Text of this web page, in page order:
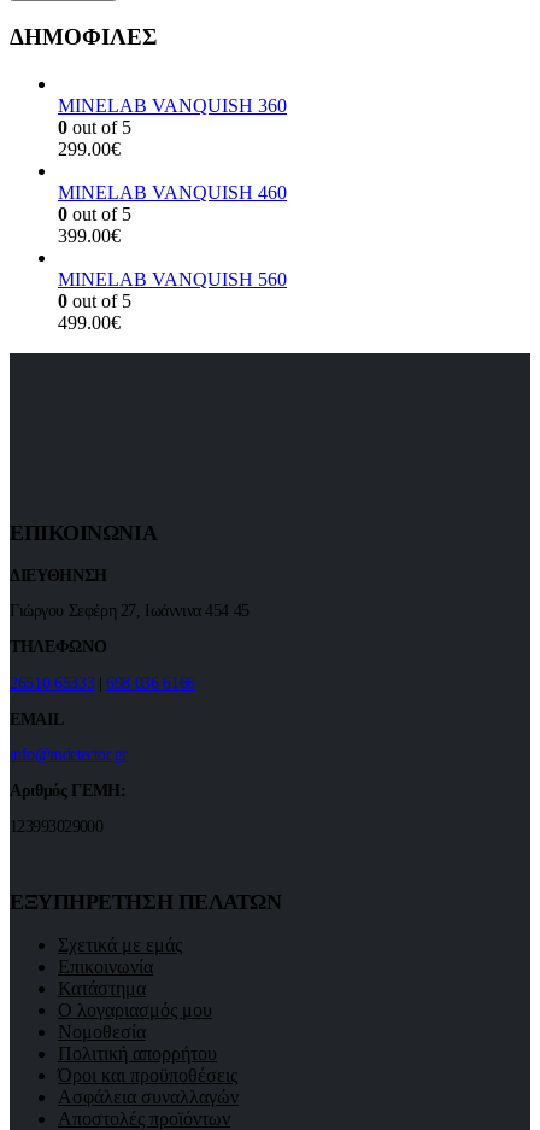
ΔΗΜΟΦΙΛΕΣ
MINELAB VANQUISH 360
0 out of 5
299.00€
MINELAB VANQUISH 460
0 out of 5
399.00€
MINELAB VANQUISH 560
0 out of 5
499.00€
ΕΠΙΚΟΙΝΩΝΙΑ
ΔΙΕΥΘΗΝΣΗ
Γιώργου Σεφέρη 27, Ιωάννινα 454 45
ΤΗΛΕΦΩΝΟ
26510 65333|698 036 6166
EMAIL
info@mdetector.gr
Αριθμός ΓΕΜΗ:
123993029000
ΕΞΥΠΗΡΕΤΗΣΗ ΠΕΛΑΤΩΝ
Σχετικά με εμάς
Επικοινωνία
Κατάστημα
Ο λογαριασμός μου
Νομοθεσία
Πολιτική απορρήτου
Όροι και προϋποθέσεις
Ασφάλεια συναλλαγών
Αποστολές προϊόντων